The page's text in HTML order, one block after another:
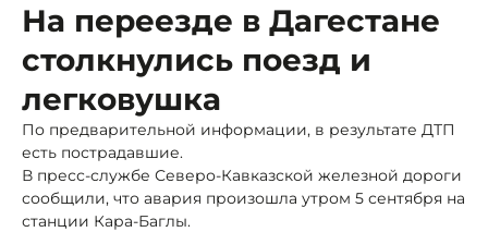
На переезде в Дагестане
столкнулись поезд и
легковушка
По предварительной информации, в результате ДТП
есть пострадавшие.
В пресс-службе Северо-Кавказской железной дороги
сообщили, что авария произошла утром 5 сентября на
станции Кара-Баглы.